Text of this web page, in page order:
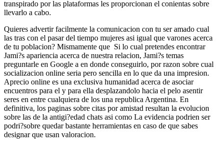
transpirado por las plataformas les proporcionan el conientas sobre
llevarlo a cabo.
Quieres advertir facilmente la comunicacion con tu ser amado cual
las tras con el pasar del tiempo mujeres asi­ igual que varones acerca
de tu poblacion? Mismamente que Si lo cual pretendes encontrar
Jami?s apariencia acerca de nuestra relacion, Jami?s temas
preguntarle en Google a en donde conseguirlo, por razon sobre cual
socializacion online seri­a pero sencilla en lo que da una impresion.
Aprecio online es una exclusiva humanidad acerca de asociar
encuentros para el y para ella desplazandolo hacia el pelo asentir
seres en entre cualquiera de los una republica Argentina. En
definitiva, los paginas sobre citas por amistad resultan la evolucion
sobre las de la antigi?edad chats asi­ como La evidencia podri­en ser
podri?sobre quedar bastante herramientas en caso de que sabes
designar que usan valoracion.